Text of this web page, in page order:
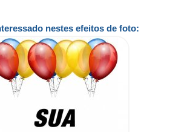
nestes efeitos de foto: